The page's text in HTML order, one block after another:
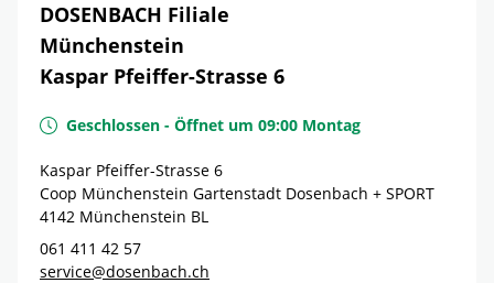
DOSENBACH Filiale
Münchenstein
Kaspar Pfeiffer-Strasse 6
Geschlossen - Öffnet um 09:00 Montag
Kaspar Pfeiffer-Strasse 6
Coop Münchenstein Gartenstadt Dosenbach + SPORT
4142 Münchenstein BL
061 411 42 57
service@dosenbach.ch